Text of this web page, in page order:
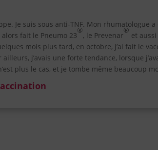
Je suis sous anti-TNF. Mon rhumatologue
fait le Pneumo 23
®
, le Prevenar
®
et
mois plus tard, en octobre, j’ai fait le
j’avais une forte tendance, lorsque
plus le cas, et je tombe même beaucoup